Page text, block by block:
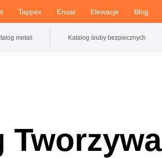
Tappex Ensat Elewacje Blog
metali Katalog śruby bezpiecznych
Tworzywa